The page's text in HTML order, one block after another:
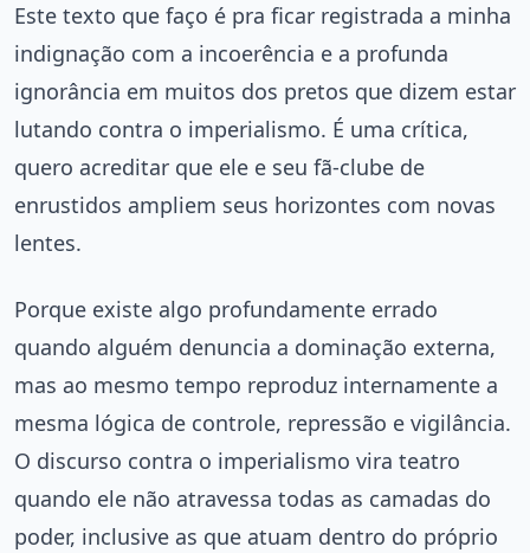
Este texto que faço é pra ficar registrada a minha
indignação com a incoerência e a profunda
ignorância em muitos dos pretos que dizem estar
lutando contra o imperialismo. É uma crítica,
quero acreditar que ele e seu fã-clube de
enrustidos ampliem seus horizontes com novas
lentes.
Porque existe algo profundamente errado
quando alguém denuncia a dominação externa,
mas ao mesmo tempo reproduz internamente a
mesma lógica de controle, repressão e vigilância.
O discurso contra o imperialismo vira teatro
quando ele não atravessa todas as camadas do
poder, inclusive as que atuam dentro do próprio